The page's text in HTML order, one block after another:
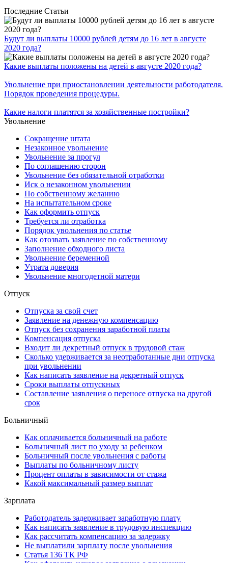
Последние Статьи
Будут ли выплаты 10000 рублей детям до 16 лет в августе
2020 года?
Какие выплаты положены на детей в августе 2020 года?
Увольнение при приостановлении деятельности работодателя.
Порядок проведения процедуры.
Какие налоги платятся за хозяйственные постройки?
Увольнение
Сокращение штата
Незаконное увольнение
Увольнение за прогул
По соглашению сторон
Увольнение без обязательной отработки
Иск о незаконном увольнении
По собственному желанию
На испытательном сроке
Как оформить отпуск
Требуется ли отработка
Порядок увольнения по статье
Как отозвать заявление по собственному
Заполнение обходного листа
Увольнение беременной
Утрата доверия
Увольнение многодетной матери
Отпуск
Отпуска за свой счет
Заявление на денежную компенсацию
Отпуск без сохранения заработной платы
Компенсация отпуска
Входит ли декретный отпуск в трудовой стаж
Сколько удерживается за неотработанные дни отпуска
при увольнении
Как написать заявление на декретный отпуск
Сроки выплаты отпускных
Составление заявления о переносе отпуска на другой
срок
Больничный
Как оплачивается больничный на работе
Больничный лист по уходу за ребенком
Больничный после увольнения с работы
Выплаты по больничному листу
Процент оплаты в зависимости от стажа
Какой максимальный размер выплат
Зарплата
Работодатель задерживает заработную плату
Как написать заявление в трудовую инспекцию
Как рассчитать компенсацию за задержку
Не выплатили зарплату после увольнения
Статья 136 ТК РФ